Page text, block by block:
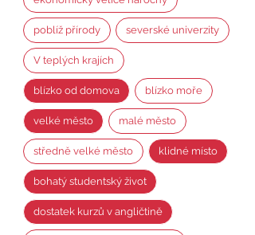
poblíž přírody severské univerzity
V teplých krajích
blízko od domova blízko moře
velké město malé město
středně velké město klidné místo
bohatý studentský život
dostatek kurzů v angličtině